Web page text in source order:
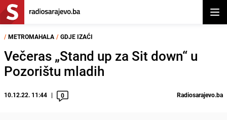
/ METROMAHALA / GDJE IZAĆI
Večeras „Stand up za Sit down“ u
Pozorištu mladih
10.12.22. 11:44 0 Radiosarajevo.ba